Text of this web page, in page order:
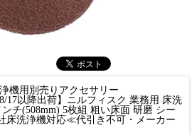
機用別売りアクセサリー
17以降出荷】ニルフィスク 業務用 床洗
チ(508mm) 5枚組 粗い床面 研磨 シー
床洗浄機対応≪代引き不可・メーカー